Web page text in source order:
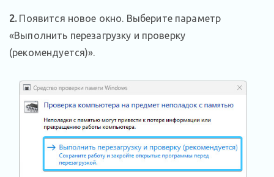
2.Появится новое окно. Выберите параметр
«Выполнить перезагрузку и проверку
(рекомендуется)».